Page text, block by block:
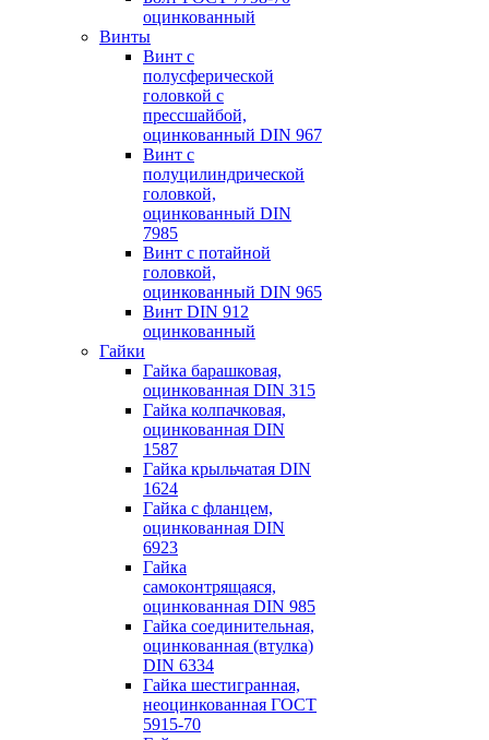
оцинкованный
Винты
Винт с
полусферической
головкой с
пресcшайбой,
оцинкованный DIN 967
Винт с
полуцилиндрической
головкой,
оцинкованный DIN
7985
Винт с потайной
головкой,
оцинкованный DIN 965
Винт DIN 912
оцинкованный
Гайки
Гайка барашковая,
оцинкованная DIN 315
Гайка колпачковая,
оцинкованная DIN
1587
Гайка крыльчатая DIN
1624
Гайка с фланцем,
оцинкованная DIN
6923
Гайка
самоконтрящаяся,
оцинкованная DIN 985
Гайка соединительная,
оцинкованная (втулка)
DIN 6334
Гайка шестигранная,
неоцинкованная ГОСТ
5915-70